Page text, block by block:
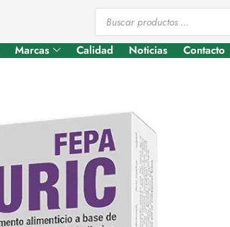
Marcas Calidad Noticias Contacto